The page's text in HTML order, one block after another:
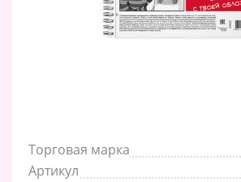
Торговая марка
Артикул